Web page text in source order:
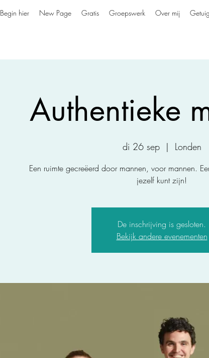
Begin hier New Page Gratis Groepswerk Over mij
Authentieke
di 26 sep
  |
Londen
Een ruimte gecreëerd door mannen, voor mannen.
jezelf kunt zijn!
De inschrijving is gesloten.
Bekijk andere evenementen